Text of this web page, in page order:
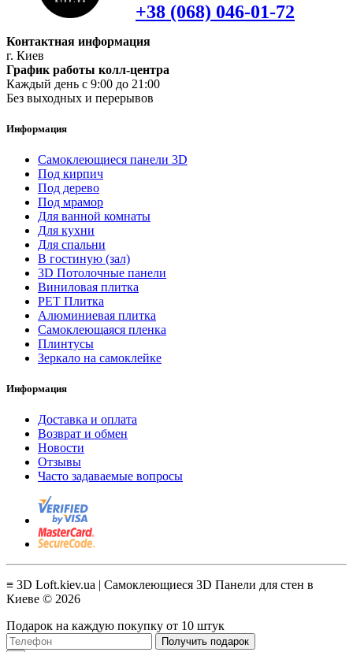
+38 (068) 046-01-72
Контактная информация
г. Киев
График работы колл-центра
Каждый день с 9:00 до 21:00
Без выходных и перерывов
Информация
Самоклеющиеся панели 3D
Под кирпич
Под дерево
Под мрамор
Для ванной комнаты
Для кухни
Для спальни
В гостиную (зал)
3D Потолочные панели
Виниловая плитка
PET Плитка
Алюминиевая плитка
Самоклеющаяся пленка
Плинтусы
Зеркало на самоклейке
Информация
Доставка и оплата
Возврат и обмен
Новости
Отзывы
Часто задаваемые вопросы
≡ 3D Loft.kiev.ua | Самоклеющиеся 3D Панели для стен в
Киеве © 2026
Подарок на каждую покупку от 10 штук
Получить подарок